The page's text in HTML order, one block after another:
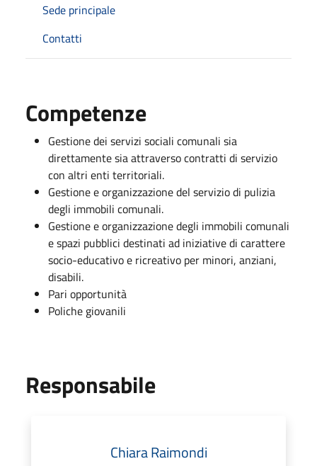
Sede principale
Contatti
Competenze
Gestione dei servizi sociali comunali sia
direttamente sia attraverso contratti di servizio
con altri enti territoriali.
Gestione e organizzazione del servizio di pulizia
degli immobili comunali.
Gestione e organizzazione degli immobili comunali
e spazi pubblici destinati ad iniziative di carattere
socio-educativo e ricreativo per minori, anziani,
disabili.
Pari opportunità
Poliche giovanili
Responsabile
Chiara Raimondi